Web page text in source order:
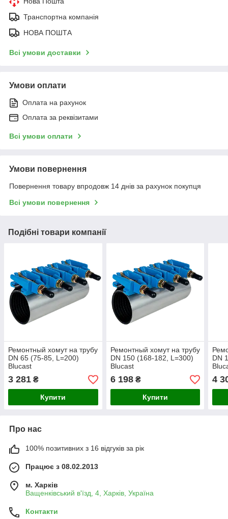
Транспортна компанія
НОВА ПОШТА
Всі умови доставки
Умови оплати
Оплата на рахунок
Оплата за реквізитами
Всі умови оплати
Умови повернення
Повернення товару впродовж 14 днів за рахунок покупця
Всі умови повернення
Подібні товари компанії
Ремонтный хомут на трубу
DN 65 (75-85, L=200)
Blucast
3 281 ₴
Купити
Ремонтный хомут на трубу
DN 150 (168-182, L=300)
Blucast
6 198₴
Купити
DN
4
Про нас
100% позитивних з 16 відгуків за рік
Працює з 08.02.2013
м. Харків
Ващенківський в'їзд, 4, Харків, Україна
Контакти